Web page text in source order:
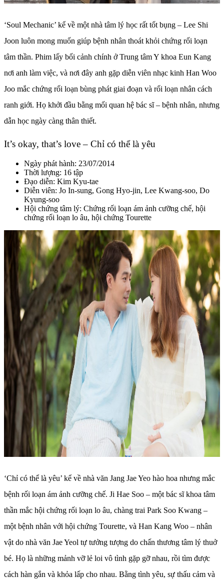
‘Soul Mechanic’ kể về một nhà tâm lý học rất tốt bụng – Lee Shi
Joon luôn mong muốn giúp bệnh nhân thoát khỏi chứng rối loạn
tâm thần. Phim lấy bối cảnh chính ở Trung tâm Y khoa Eun Kang
nơi anh làm việc, và nơi đây anh gặp diễn viên nhạc kinh Han Woo
Joo mắc chứng rối loạn bùng phát giai đoạn và rối loạn nhân cách
ranh giới. Họ khởi đầu bằng mối quan hệ bác sĩ – bệnh nhân, nhưng
dẫn học ngày càng thân thiết.
It’s okay, that’s love – Chỉ có thể là yêu
Ngày phát hành: 23/07/2014
Thời lượng: 16 tập
Đạo diễn: Kim Kyu-tae
Diễn viên: Jo In-sung, Gong Hyo-jin, Lee Kwang-soo, Do
Kyung-soo
Hội chứng tâm lý: Chứng rối loạn ám ảnh cưỡng chế, hội
chứng rối loạn lo âu, hội chứng Tourette
‘Chỉ có thể là yêu’ kể về nhà văn Jang Jae Yeo hào hoa nhưng mắc
bệnh rối loạn ám ảnh cưỡng chế. Ji Hae Soo – một bác sĩ khoa tâm
thần mắc hội chứng rối loạn lo âu, chàng trai Park Soo Kwang –
một bệnh nhân với hội chứng Tourette, và Han Kang Woo – nhân
vật do nhà văn Jae Yeol tự tưởng tượng do chấn thương tâm lý thuở
bé. Họ là những mảnh vỡ lẻ loi vô tình gặp gỡ nhau, rồi tìm được
cách hàn gắn và khỏa lấp cho nhau. Bằng tình yêu, sự thấu cảm và